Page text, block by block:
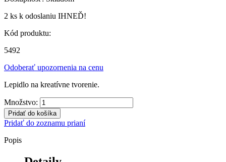
2 ks k odoslaniu IHNEĎ!
Kód produktu:
5492
Odoberať upozornenia na cenu
Lepidlo na kreatívne tvorenie.
Množstvo:
Pridať do košíka
Pridať do zoznamu prianí
Popis